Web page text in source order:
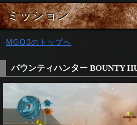
ミッション
MGO3のトップへ
バウンティハンター BOUNTY